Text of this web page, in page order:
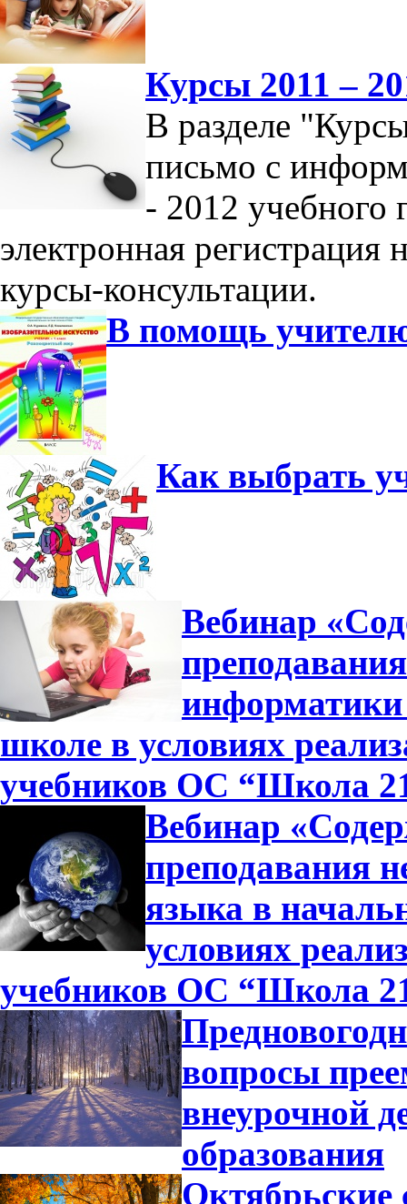
Курсы 2011 –
В разделе
письмо с
- 2012 учебного
электронная
курсы-консультации.
В помощь
Как выбрать
Вебинар
информатики
школе в условиях
учебников ОС “Школа
Вебинар
преподавания
языка в
условиях
учебников ОС “Школа
вопросы
внеурочной
образования